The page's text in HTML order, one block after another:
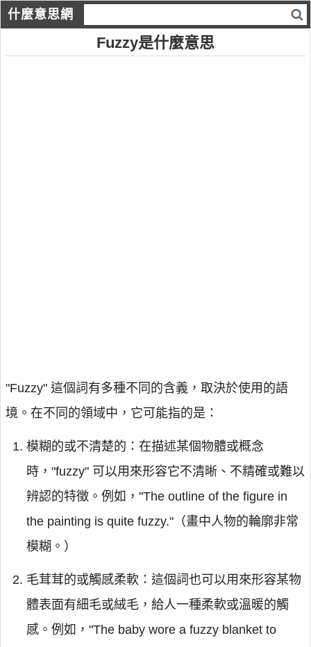
什麼意思網
Fuzzy是什麼意思
"Fuzzy" 這個詞有多種不同的含義，取決於使用的語
境。在不同的領域中，它可能指的是：
模糊的或不清楚的：在描述某個物體或概念
時，"fuzzy" 可以用來形容它不清晰、不精確或難以
辨認的特徵。例如，"The outline of the figure in
the painting is quite fuzzy."（畫中人物的輪廓非常
模糊。）
毛茸茸的或觸感柔軟：這個詞也可以用來形容某物
體表面有細毛或絨毛，給人一種柔軟或溫暖的觸
感。例如，"The baby wore a fuzzy blanket to